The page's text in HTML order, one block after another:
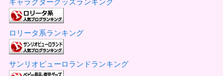
キャラクターグッズランキング
ロリータ系ランキング
サンリオピューロランドランキング